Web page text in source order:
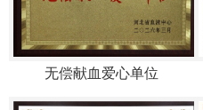
无偿献血爱心单位